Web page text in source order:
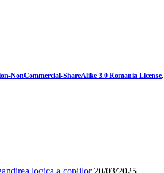
NonCommercial-ShareAlike 3.0 Romania License.